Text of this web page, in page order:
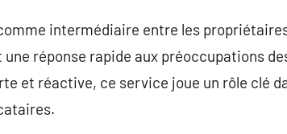
intermédiaire entre les
réponse rapide aux préoccupations
et réactive, ce service joue un rôle clé